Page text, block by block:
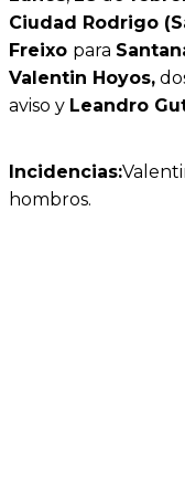
Ciudad Rodrigo
Freixo para
Valentin Hoyos,
aviso y Leandro
Incidencias:
hombros.